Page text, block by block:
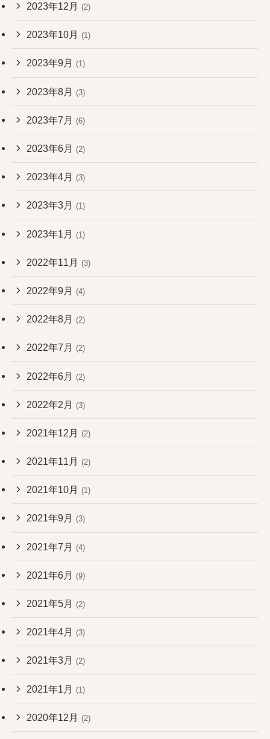
2023年12月 (2)
2023年10月 (1)
2023年9月 (1)
2023年8月 (3)
2023年7月 (6)
2023年6月 (2)
2023年4月 (3)
2023年3月 (1)
2023年1月 (1)
2022年11月 (3)
2022年9月 (4)
2022年8月 (2)
2022年7月 (2)
2022年6月 (2)
2022年2月 (3)
2021年12月 (2)
2021年11月 (2)
2021年10月 (1)
2021年9月 (3)
2021年7月 (4)
2021年6月 (9)
2021年5月 (2)
2021年4月 (3)
2021年3月 (2)
2021年1月 (1)
2020年12月 (2)